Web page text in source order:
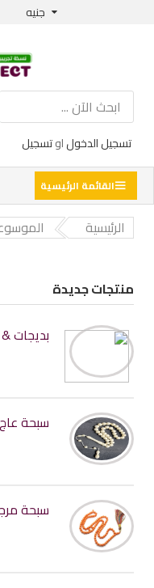
جنيه
تسجيل الدخولاوتسجيل
القائمة الرئيسية
الرئيسية
منتجات جديدة
بديجات
سبحة عاج
سبحة